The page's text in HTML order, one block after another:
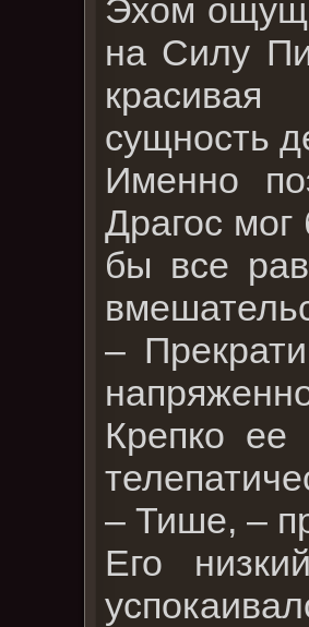
Эхом
на Силу
красивая
сущность
Именно
Драгос мог
бы все
–
Крепко ее
– Тише, –
Его